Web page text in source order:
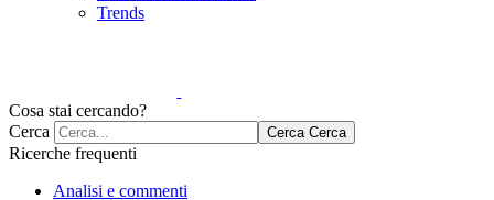
Trends
Cosa stai cercando?
Cerca
Cerca Cerca
Ricerche frequenti
Analisi e commenti